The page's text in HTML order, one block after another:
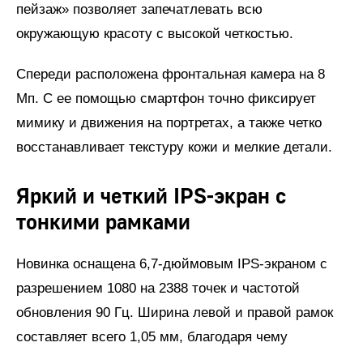
пейзаж» позволяет запечатлевать всю
окружающую красоту с высокой четкостью.
Спереди расположена фронтальная камера на 8
Мп. С ее помощью смартфон точно фиксирует
мимику и движения на портретах, а также четко
восстанавливает текстуру кожи и мелкие детали.
Яркий и четкий IPS-экран с
тонкими рамками
Новинка оснащена 6,7-дюймовым IPS-экраном с
разрешением 1080 на 2388 точек и частотой
обновления 90 Гц. Ширина левой и правой рамок
составляет всего 1,05 мм, благодаря чему